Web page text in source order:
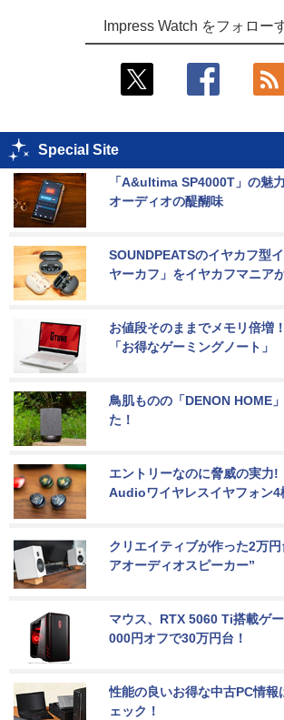
Impress Watch をフォロー
Special Site
「A&ultima SP4000T」の魅
オーディオの醍醐味
SOUNDPEATSのイヤカフ型
ヤーカフ」をイヤカフマニア
お値段そのままでメモリ倍増
「お得なゲーミングノート」
鳥肌ものの「DENON HOME
た！
エントリーなのに脅威の実力
Audioワイヤレスイヤフォン4
クリエイティブが作った2万
アオーディオスピーカー”
マウス、RTX 5060 Ti搭載ゲ
000円オフで30万円台！
性能の良いお得な中古PC情報
ェック！